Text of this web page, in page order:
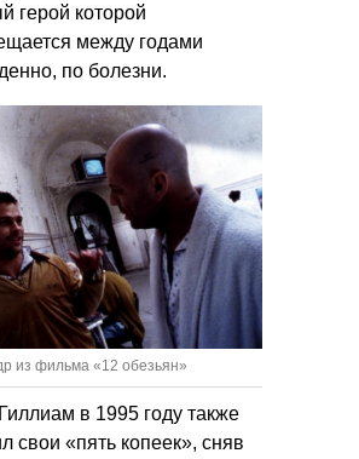
герой которой
между годами
по болезни.
из фильма «12 обезьян»
в 1995 году также
свои «пять копеек», сняв